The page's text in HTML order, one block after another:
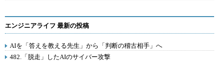
エンジニアライフ 最新の投稿
AIを「答えを教える先生」から「判断の稽古相手」へ
482.「脱走」したAIのサイバー攻撃